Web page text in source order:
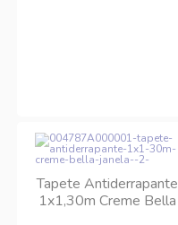
Tapete Antiderrapante
1x1,30m Creme Bella